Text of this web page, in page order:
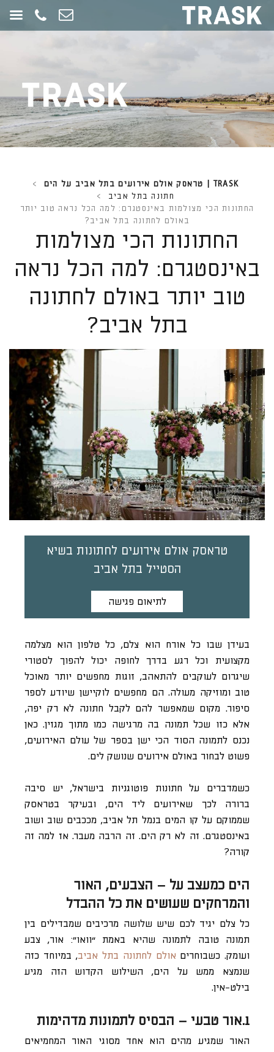
תחילתו
כדי
לעבור
לאזור
תוכן
TRASK | טראסק אולם אירועים בתל אביב על הים
>
חתונה בתל אביב
>
החתונות הכי מצולמות באינסטגרם: למה הכל נראה טוב יותר
באולם לחתונה בתל אביב?
החתונות הכי מצולמות
באינסטגרם: למה הכל נראה
טוב יותר באולם לחתונה
בתל אביב?
טראסק אולם אירועים לחתונות בשיא
הסטייל בתל אביב
לתיאום פגישה
בעידן שבו כל אורח הוא צלם, כל טלפון הוא מצלמה
מקצועית וכל רגע בדרך לחופה יכול להפוך לסטורי
שיגרום לעוקבים להתאהב, זוגות מחפשים יותר מאוכל
טוב ומוזיקה מעולה. הם מחפשים לוקיישן שיודע לספר
סיפור. מקום שמאפשר להם לקבל חתונה לא רק יפה,
אלא כזו שכל תמונה בה מרגישה כמו מתוך מגזין. כאן
נכנס לתמונה הסוד הכי ישן בספר של עולם האירועים,
פשוט לבחור באולם אירועים שנושק לים.
כשמדברים על חתונות פוטוגניות בישראל, יש סיבה
ברורה לכך שאירועים ליד הים, ובעיקר בטראסק
שממוקם על קו המים בנמל תל אביב, מככבים שוב ושוב
באינסטגרם. זה לא רק הים. זה הרבה מעבר. אז למה זה
קורה?
הים כמעצב על – הצבעים, האור
והמרחקים שעושים את כל ההבדל
כל צלם יגיד לכם שיש שלושה מרכיבים שמבדילים בין
תמונה טובה לתמונה שהיא באמת “וואו”: אור, צבע
ועומק. כשבוחרים אולם לחתונה בתל אביב, במיוחד כזה
שנמצא ממש על הים, השילוש הקדוש הזה מגיע
בילט-אין.
1.אור טבעי – הבסיס לתמונות מדהימות
האור שמגיע מהים הוא אחד מסוגי האור המחמיאים